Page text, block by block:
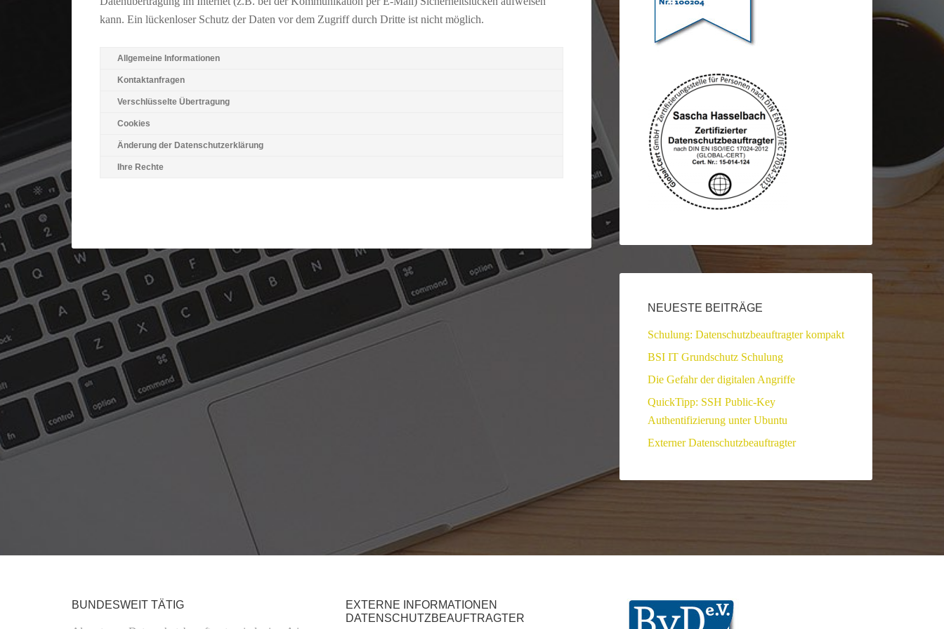
kann. Ein lückenloser Schutz der Daten vor dem Zugriff durch Dritte ist nicht möglich.
Allgemeine Informationen
Kontaktanfragen
Verschlüsselte Übertragung
Cookies
Änderung der Datenschutzerklärung
Ihre Rechte
NEUESTE BEITRÄGE
Schulung: Datenschutzbeauftragter kompakt
BSI IT Grundschutz Schulung
Die Gefahr der digitalen Angriffe
QuickTipp: SSH Public-Key
Authentifizierung unter Ubuntu
Externer Datenschutzbeauftragter
BUNDESWEIT TÄTIG
EXTERNE INFORMATIONEN
DATENSCHUTZBEAUFTRAGTER